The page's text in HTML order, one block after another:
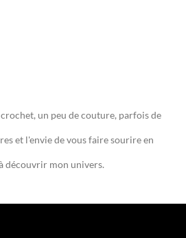
un peu de couture, parfois de
et l'envie de vous faire sourire en
découvrir mon univers.